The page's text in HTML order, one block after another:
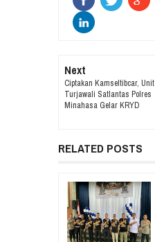
Next
Ciptakan Kamseltibcar, Unit
Turjawali Satlantas Polres
Minahasa Gelar KRYD
RELATED POSTS